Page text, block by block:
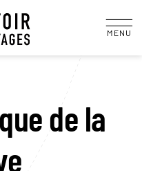
MENU
de la